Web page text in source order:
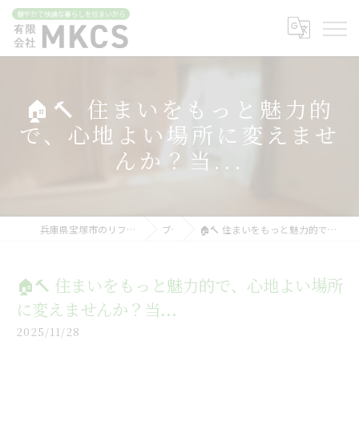
🏠🔨 住まいをもっと魅力的
で、心地よい場所に変えませ
んか？当...
兵庫県宝塚市のリフォームなら有限会社MKCS ブログ 🏠🔨 住まいをもっと魅力的で、心地よい場所に変えませんか？当...
🏠🔨 住まいをもっと魅力的で、心地よい場所
に変えませんか？当...
2025/11/28